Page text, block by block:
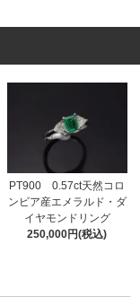
PT900 0.57ct天然コロ
ンビア産エメラルド・ダ
イヤモンドリング
250,000円(税込)